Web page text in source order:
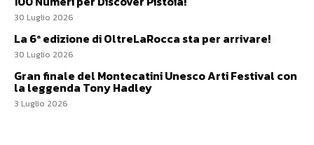
30 Luglio 2026
La 6ª edizione di OltreLaRocca sta per arrivare!
30 Luglio 2026
Gran finale del Montecatini Unesco Arti Festival con
la leggenda Tony Hadley
3 Luglio 2026